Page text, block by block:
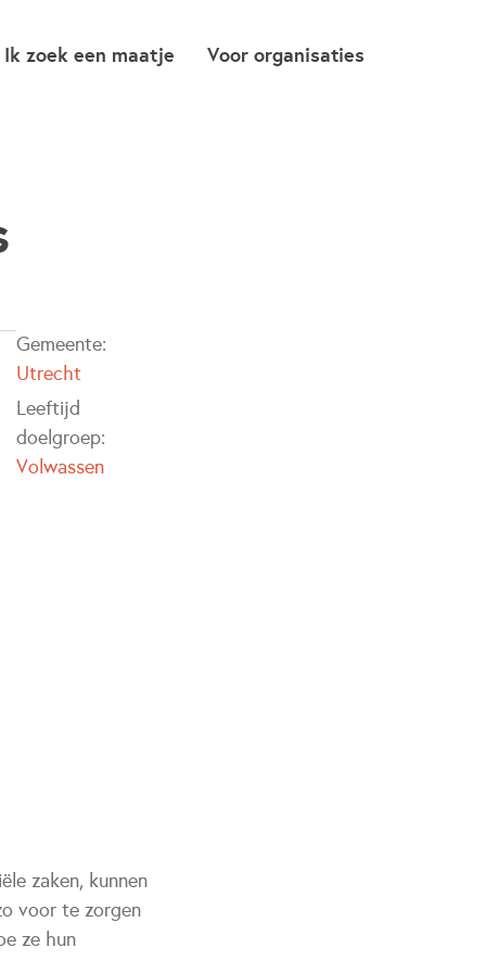
Ik zoek een maatje Voor organisaties
Gemeente:
Utrecht
Leeftijd
doelgroep:
Volwassen
zaken, kunnen
voor te zorgen
ze hun